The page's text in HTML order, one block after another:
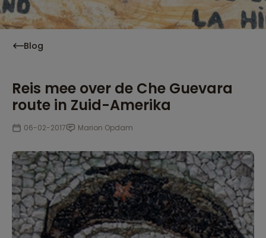
Blog
Reis mee over de Che Guevara
route in Zuid-Amerika
06-02-2017 Marion Opdam